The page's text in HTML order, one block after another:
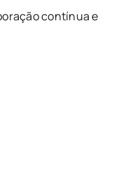
contínua e